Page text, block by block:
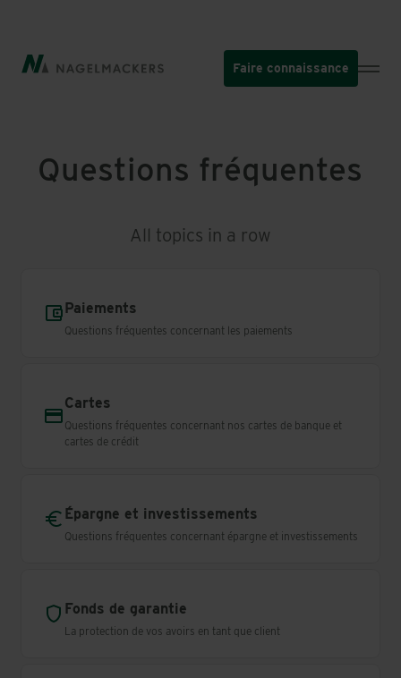
contenu
principal
Faire connaissance
Questions fréquentes
All topics in a row
Paiements
Questions fréquentes concernant les paiements
Cartes
Questions fréquentes concernant nos cartes de banque et
cartes de crédit
Épargne et investissements
Questions fréquentes concernant épargne et investissements
Fonds de garantie
La protection de vos avoirs en tant que client